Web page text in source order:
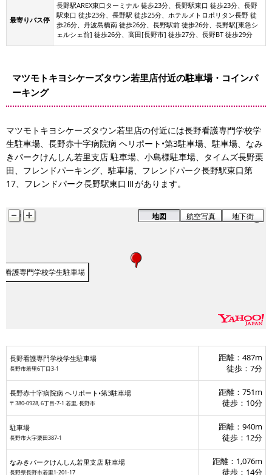
最寄りバス停
長野駅AREX東口ターミナル 徒歩23分、長野駅東口 徒歩23分、長野
駅東口 徒歩23分、長野駅 徒歩25分、ホテルメトロポリタン長野 徒
歩26分、丹波島橋南 徒歩26分、長野駅前 徒歩26分、長野駅[東急シ
ェルシェ前] 徒歩26分、高田[長野市] 徒歩27分、長野BT 徒歩29分
マツモトキヨシケーズタウン若里店付近の駐車場・コインパ
ーキング
マツモトキヨシケーズタウン若里店の付近には長野看護専門学校学
生駐車場、長野赤十字病院病 ヘリポート•第3駐車場、駐車場、なみ
きパークけんしん若里支店 駐車場、小島様駐車場、タイムズ長野栗
田、フレンドパーキング、駐車場、フレンドパーク長野駅東口第
17、フレンドパーク長野駅東口Ⅲがあります。
看護専門学校学生駐車場
地図 航空写真 地下街
長野看護専門学校学生駐車場
長野市若里6丁目3-1
距離：487m
徒歩：7分
長野赤十字病院病 ヘリポート•第3駐車場
〒380-0928, 6丁目-7-1 若里, 長野市
距離：751m
徒歩：10分
駐車場
長野市大字栗田387-1
距離：940m
徒歩：12分
なみきパークけんしん若里支店 駐車場
長野県長野市若里1-201-17
距離：1,076m
徒歩：14分